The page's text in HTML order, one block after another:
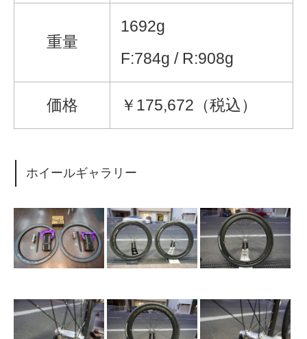
重量
1692g
F:784g / R:908g
価格 ￥175,672（税込）
ホイールギャラリー